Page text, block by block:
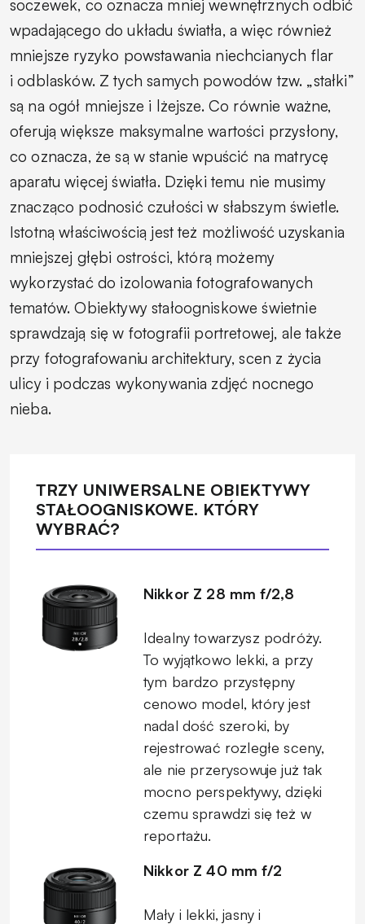
soczewek, co oznacza mniej wewnętrznych odbić
wpadającego do układu światła, a więc również
mniejsze ryzyko powstawania niechcianych flar
i odblasków. Z tych samych powodów tzw. „stałki”
są na ogół mniejsze i lżejsze. Co równie ważne,
oferują większe maksymalne wartości przysłony,
co oznacza, że są w stanie wpuścić na matrycę
aparatu więcej światła. Dzięki temu nie musimy
znacząco podnosić czułości w słabszym świetle.
Istotną właściwością jest też możliwość uzyskania
mniejszej głębi ostrości, którą możemy
wykorzystać do izolowania fotografowanych
tematów. Obiektywy stałoogniskowe świetnie
sprawdzają się w fotografii portretowej, ale także
przy fotografowaniu architektury, scen z życia
ulicy i podczas wykonywania zdjęć nocnego
nieba.
TRZY UNIWERSALNE OBIEKTYWY
STAŁOOGNISKOWE. KTÓRY
WYBRAĆ?
Nikkor Z 28 mm f/2,8
Idealny towarzysz podróży.
To wyjątkowo lekki, a przy
tym bardzo przystępny
cenowo model, który jest
nadal dość szeroki, by
rejestrować rozległe sceny,
ale nie przerysowuje już tak
mocno perspektywy, dzięki
czemu sprawdzi się też w
reportażu.
Nikkor Z 40 mm f/2
Mały i lekki, jasny i